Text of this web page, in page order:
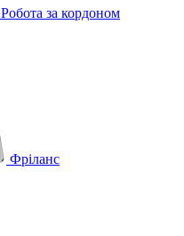
Робота за кордоном
Фріланс